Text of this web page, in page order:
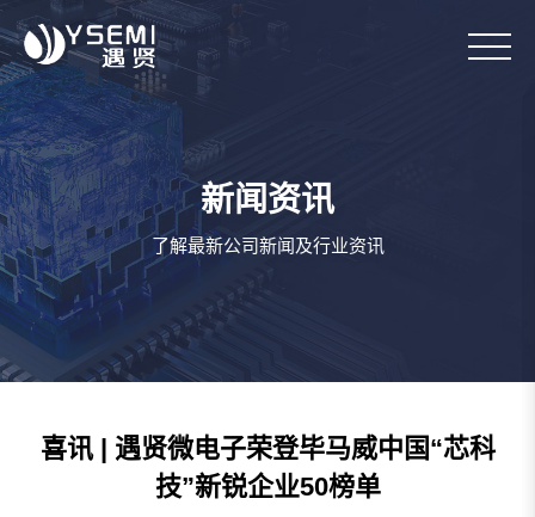
新闻资讯
了解最新公司新闻及行业资讯
喜讯 | 遇贤微电子荣登毕马威中国“芯科
技”新锐企业50榜单